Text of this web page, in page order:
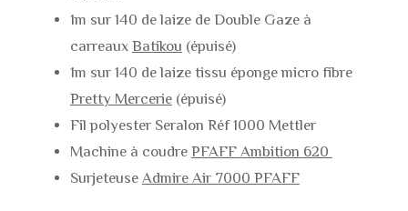
1m sur 140 de laize de Double Gaze à
carreaux Batikou (épuisé)
1m sur 140 de laize tissu éponge micro fibre
Pretty Mercerie(épuisé)
Fil polyester Seralon Réf 1000 Mettler
Machine à coudre PFAFF Ambition 620
Surjeteuse Admire Air 7000 PFAFF